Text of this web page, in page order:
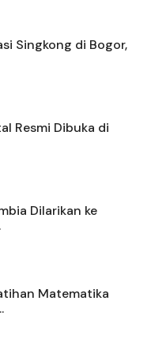
Singkong di Bogor,
Resmi Dibuka di
Dilarikan ke
Matematika